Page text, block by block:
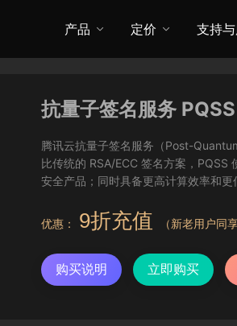
产品 定价 支持
抗量子签名服务 PQSS
腾讯云抗量子签名服务（Post-
比传统的 RSA/ECC 签名方案，PQSS
安全产品；同时具备更高计算效率和
优惠： 9折充值 （新老用户同享
购买说明 立即购买